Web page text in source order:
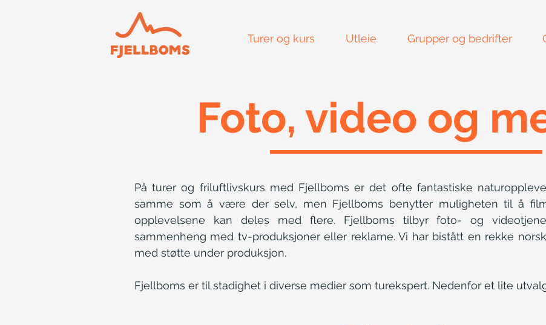
Turer og kurs Utleie Grupper og bedrifter
Foto, video og
På turer og friluftlivskurs med Fjellboms er det ofte fantastiske
samme som å være der selv, men Fjellboms benytter muligheten til å
opplevelsene kan deles med flere. Fjellboms tilbyr foto- og
sammenheng med tv-produksjoner eller reklame. Vi har bistått en rekke
med støtte under produksjon.
Fjellboms er til stadighet i diverse medier som turekspert. Nedenfor et lite